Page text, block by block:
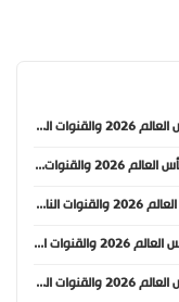
موعد مباراة إنجلترا وكرواتيا في كأس العالم 2026 والقنوات الناقلة
موعد مباراة البرتغال والكونغو في كأس العالم 2026 والقنوات الناقلة
موعد مباراة النمسا والأردن في كأس العالم 2026 والقنوات الناقلة
موعد مباراة الأرجنتين والجزائر في كأس العالم 2026 والقنوات الناقلة
موعد مباراة العراق والنرويج في كأس العالم 2026 والقنوات الناقلة